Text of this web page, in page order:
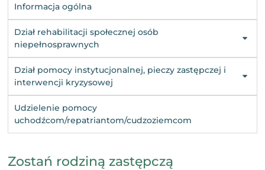
Informacja ogólna
Dział rehabilitacji społecznej osób
niepełnosprawnych
Dział pomocy instytucjonalnej, pieczy zastępczej i
interwencji kryzysowej
Udzielenie pomocy
uchodźcom/repatriantom/cudzoziemcom
Zostań rodziną zastępczą